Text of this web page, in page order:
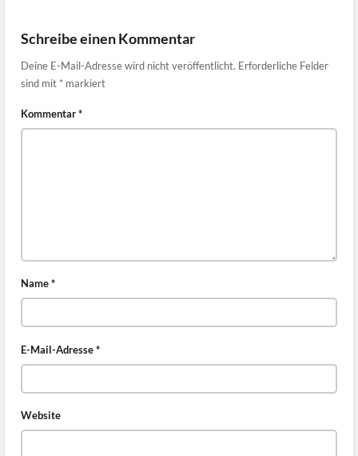
Schreibe einen Kommentar
Deine E-Mail-Adresse wird nicht veröffentlicht. Erforderliche Felder
sind mit * markiert
Kommentar*
Name*
E-Mail-Adresse*
Website